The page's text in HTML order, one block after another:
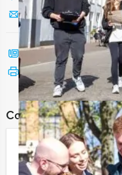
Stuur ons een mailtje
Bel mij terug
Bekijk printbare versie
Combineer dit uitje
Vanaf€